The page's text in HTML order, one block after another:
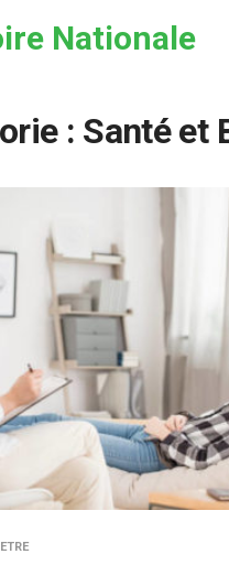
Nationale
: Santé et